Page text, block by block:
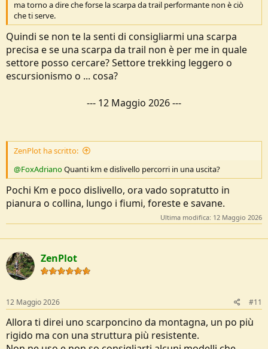
ma torno a dire che forse la scarpa da trail performante non è ciò
che ti serve.
Quindi se non te la senti di consigliarmi una scarpa
precisa e se una scarpa da trail non è per me in quale
settore posso cercare? Settore trekking leggero o
escursionismo o ... cosa?
--- 12 Maggio 2026---
ZenPlot ha scritto:
@FoxAdrianoQuanti km e dislivello percorri in una uscita?
Pochi Km e poco dislivello, ora vado sopratutto in
pianura o collina, lungo i fiumi, foreste e savane.
Ultima modifica: 12 Maggio 2026
ZenPlot
12 Maggio 2026 #11
Allora ti direi uno scarponcino da montagna, un po più
rigido ma con una struttura più resistente.